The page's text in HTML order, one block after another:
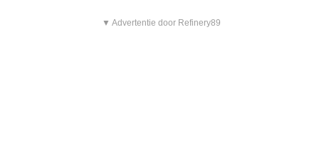
▼ Advertentie door Refinery89